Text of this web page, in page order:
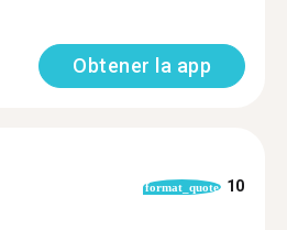
Obtener la app
format_quote 10